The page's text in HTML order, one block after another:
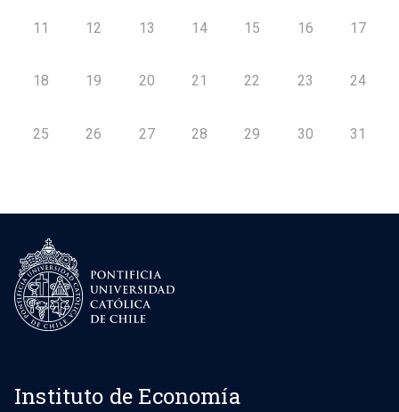
11 12 13 14 15 16 17
18 19 20 21 22 23 24
25 26 27 28 29 30 31
Instituto de Economía